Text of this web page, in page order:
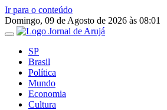
Ir para o conteúdo
Domingo, 09 de Agosto de 2026 às 08:01
SP
Brasil
Política
Mundo
Economia
Cultura